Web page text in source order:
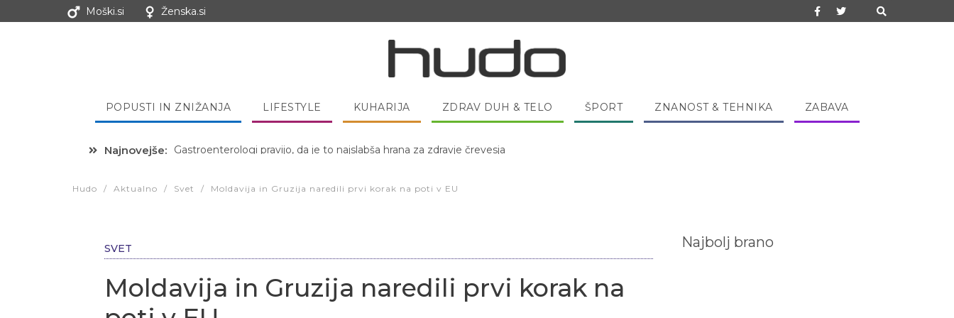
Moški.si Ženska.si
POPUSTI IN ZNIŽANJA LIFESTYLE KUHARIJA ZDRAV DUH & TELO ŠPORT ZNANOST & TEHNIKA ZABAVA
Najnovejše: Hibernacijska dieta: Zakaj je pred spanjem dobro pojesti žlico medu?
Hudo / Aktualno / Svet / Moldavija in Gruzija naredili prvi korak na poti v EU
SVET
Moldavija in Gruzija naredili prvi korak na
Najbolj brano